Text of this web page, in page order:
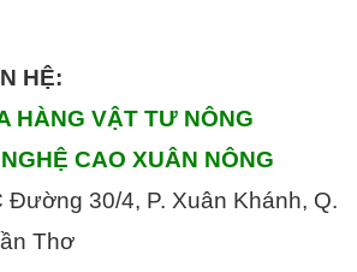
HỆ:
HÀNG VẬT TƯ NÔNG
CAO XUÂN NÔNG
Đường 30/4, P. Xuân Khánh, Q.
Thơ